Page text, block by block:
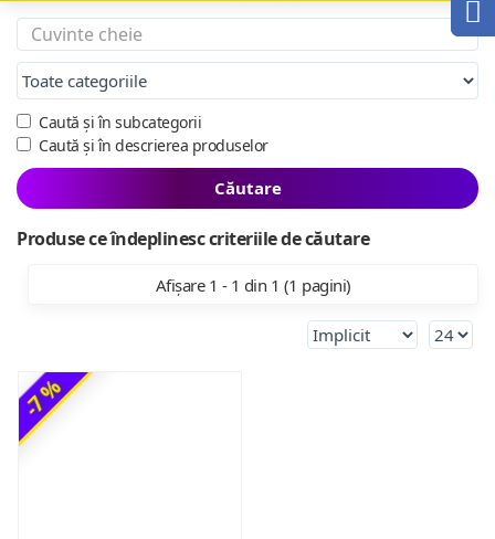
Caută și în subcategorii
Caută și în descrierea produselor
Căutare
Produse ce îndeplinesc criteriile de căutare
Afișare 1 - 1 din 1 (1 pagini)
-7 %